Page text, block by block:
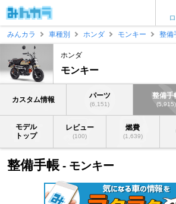
みんカラ
車種別 ホンダ モンキー 整備
ホンダ
モンキー
カスタム情報 パーツ
(6,151)
整備手
(5,915)
モデル
トップ
レビュー
(100)
燃費
(1,639)
整備手帳 - モンキー